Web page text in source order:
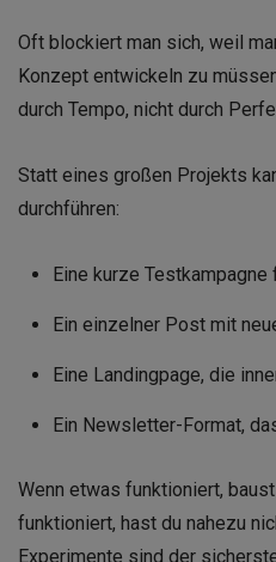
Oft blockiert man sich, weil
Konzept entwickeln zu
durch Tempo, nicht durch
Statt eines großen Projekts
durchführen:
Eine kurze Testkampagne
Ein einzelner Post mit
Eine Landingpage, die
Ein Newsletter-Format,
Wenn etwas funktioniert,
funktioniert, hast du nahezu
Experimente sind der